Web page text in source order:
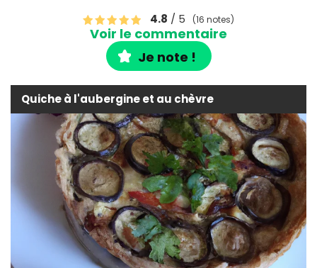
4.8 / 5 (16 notes)
Voir le commentaire
Je note !
Quiche à l'aubergine et au chèvre